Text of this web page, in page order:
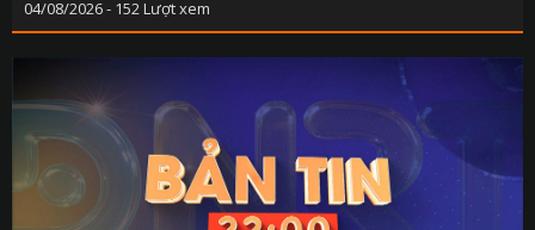
CHÍNH SÁCH - VĂN BẢN
VĂN HÓA - GIẢI
04/08/2026 - 152 Lượt xem